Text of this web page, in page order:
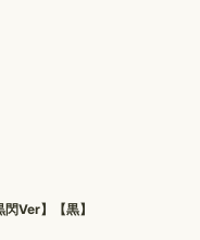
Ver】【黒】